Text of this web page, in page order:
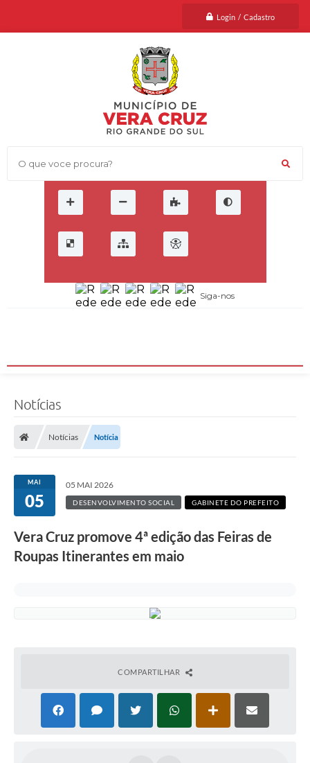
Login / Cadastro
O que voce procura?
Siga-nos
Notícias
Notícias Notícia
MAI
05
05 MAI 2026
DESENVOLVIMENTO SOCIAL GABINETE DO PREFEITO
Vera Cruz promove 4ª edição das Feiras de
Roupas Itinerantes em maio
COMPARTILHAR